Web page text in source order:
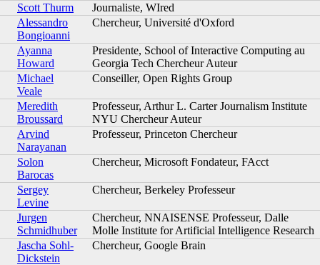
Scott Thurm
Journaliste, WIred
Alessandro
Bongioanni
Chercheur, Université d'Oxford
Ayanna
Howard
Presidente, School of Interactive Computing au
Georgia Tech Chercheur Auteur
Michael
Veale
Conseiller, Open Rights Group
Meredith
Broussard
Professeur, Arthur L. Carter Journalism Institute
NYU Chercheur Auteur
Arvind
Narayanan
Professeur, Princeton Chercheur
Solon
Barocas
Chercheur, Microsoft Fondateur, FAcct
Sergey
Levine
Chercheur, Berkeley Professeur
Jurgen
Schmidhuber
Chercheur, NNAISENSE Professeur, Dalle
Molle Institute for Artificial Intelligence Research
Jascha Sohl-
Dickstein
Chercheur, Google Brain